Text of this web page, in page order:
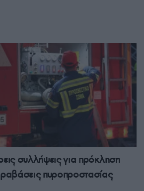
συλλήψεις για πρόκληση
πυροπροστασίας